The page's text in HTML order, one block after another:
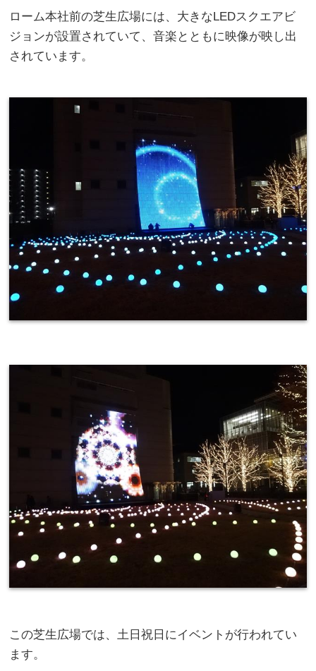
ローム本社前の芝生広場には、大きなLEDスクエアビ
ジョンが設置されていて、音楽とともに映像が映し出
されています。
この芝生広場では、土日祝日にイベントが行われてい
ます。